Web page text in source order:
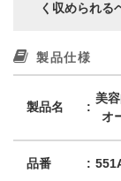
く収められる
製品仕様
製品名
美
オ
品番